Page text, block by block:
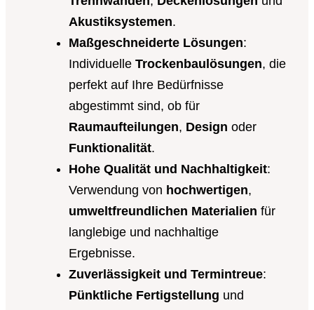
Akustiksystemen.
Maßgeschneiderte Lösungen:
Individuelle Trockenbaulösungen, die
perfekt auf Ihre Bedürfnisse
abgestimmt sind, ob für
Raumaufteilungen, Design oder
Funktionalität.
Hohe Qualität und Nachhaltigkeit:
Verwendung von hochwertigen,
umweltfreundlichen Materialien für
langlebige und nachhaltige
Ergebnisse.
Zuverlässigkeit und Termintreue:
Pünktliche Fertigstellung und